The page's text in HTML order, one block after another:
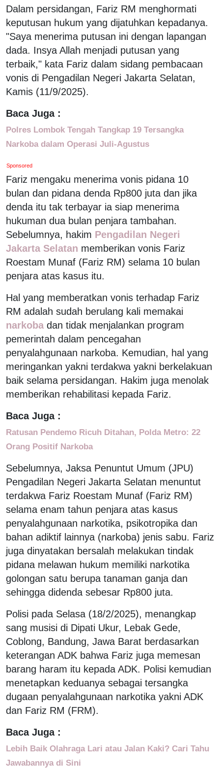
Dalam persidangan, Fariz RM menghormati
keputusan hukum yang dijatuhkan kepadanya.
"Saya menerima putusan ini dengan lapangan
dada. Insya Allah menjadi putusan yang
terbaik," kata Fariz dalam sidang pembacaan
vonis di Pengadilan Negeri Jakarta Selatan,
Kamis (11/9/2025).
Baca Juga :
Polres Lombok Tengah Tangkap 19 Tersangka
Narkoba dalam Operasi Juli-Agustus
Sponsored
Fariz mengaku menerima vonis pidana 10
bulan dan pidana denda Rp800 juta dan jika
denda itu tak terbayar ia siap menerima
hukuman dua bulan penjara tambahan.
Sebelumnya, hakim Pengadilan Negeri
Jakarta Selatan memberikan vonis Fariz
Roestam Munaf (Fariz RM) selama 10 bulan
penjara atas kasus itu.
Hal yang memberatkan vonis terhadap Fariz
RM adalah sudah berulang kali memakai
narkoba dan tidak menjalankan program
pemerintah dalam pencegahan
penyalahgunaan narkoba. Kemudian, hal yang
meringankan yakni terdakwa yakni berkelakuan
baik selama persidangan. Hakim juga menolak
memberikan rehabilitasi kepada Fariz.
Baca Juga :
Ratusan Pendemo Ricuh Ditahan, Polda Metro: 22
Orang Positif Narkoba
Sebelumnya, Jaksa Penuntut Umum (JPU)
Pengadilan Negeri Jakarta Selatan menuntut
terdakwa Fariz Roestam Munaf (Fariz RM)
selama enam tahun penjara atas kasus
penyalahgunaan narkotika, psikotropika dan
bahan adiktif lainnya (narkoba) jenis sabu. Fariz
juga dinyatakan bersalah melakukan tindak
pidana melawan hukum memiliki narkotika
golongan satu berupa tanaman ganja dan
sehingga didenda sebesar Rp800 juta.
Polisi pada Selasa (18/2/2025), menangkap
sang musisi di Dipati Ukur, Lebak Gede,
Coblong, Bandung, Jawa Barat berdasarkan
keterangan ADK bahwa Fariz juga memesan
barang haram itu kepada ADK. Polisi kemudian
menetapkan keduanya sebagai tersangka
dugaan penyalahgunaan narkotika yakni ADK
dan Fariz RM (FRM).
Baca Juga :
Lebih Baik Olahraga Lari atau Jalan Kaki? Cari Tahu
Jawabannya di Sini